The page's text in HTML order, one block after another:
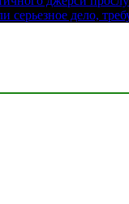
серьезное дело,